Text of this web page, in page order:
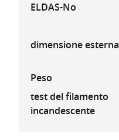
ELDAS-No
dimensione esterna
Peso
test del filamento
incandescente